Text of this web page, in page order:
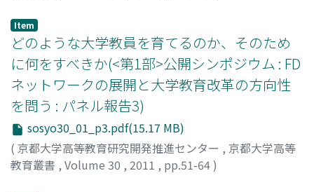
Item
どのような大学教員を育てるのか、そのため
に何をすべきか(<第1部>公開シンポジウム : FD
ネットワークの展開と大学教育改革の方向性
を問う : パネル報告3)
sosyo30_01_p3.pdf(15.17 MB)
( 京都大学高等教育研究開発推進センター , 京都大学高等
教育叢書 , Volume 30 , 2011 , pp.51-64)